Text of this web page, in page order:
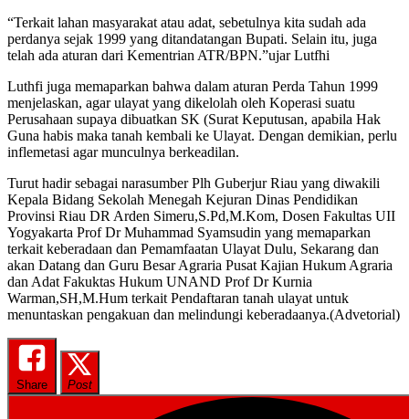
“Terkait lahan masyarakat atau adat, sebetulnya kita sudah ada
perdanya sejak 1999 yang ditandatangan Bupati. Selain itu, juga
telah ada aturan dari Kementrian ATR/BPN.”ujar Lutfhi
Luthfi juga memaparkan bahwa dalam aturan Perda Tahun 1999
menjelaskan, agar ulayat yang dikelolah oleh Koperasi suatu
Perusahaan supaya dibuatkan SK (Surat Keputusan, apabila Hak
Guna habis maka tanah kembali ke Ulayat. Dengan demikian, perlu
inflemetasi agar munculnya berkeadilan.
Turut hadir sebagai narasumber Plh Guberjur Riau yang diwakili
Kepala Bidang Sekolah Menegah Kejuran Dinas Pendidikan
Provinsi Riau DR Arden Simeru,S.Pd,M.Kom, Dosen Fakultas UII
Yogyakarta Prof Dr Muhammad Syamsudin yang memaparkan
terkait keberadaan dan Pemamfaatan Ulayat Dulu, Sekarang dan
akan Datang dan Guru Besar Agraria Pusat Kajian Hukum Agraria
dan Adat Fakuktas Hukum UNAND Prof Dr Kurnia
Warman,SH,M.Hum terkait Pendaftaran tanah ulayat untuk
menuntaskan pengakuan dan melindungi keberadaanya.(Advetorial)
Share Post